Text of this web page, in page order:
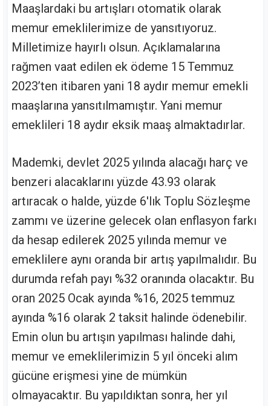
Maaşlardaki bu artışları otomatik olarak
memur emeklilerimize de yansıtıyoruz.
Milletimize hayırlı olsun. Açıklamalarına
rağmen vaat edilen ek ödeme 15 Temmuz
2023’ten itibaren yani 18 aydır memur emekli
maaşlarına yansıtılmamıştır. Yani memur
emeklileri 18 aydır eksik maaş almaktadırlar.
Mademki, devlet 2025 yılında alacağı harç ve
benzeri alacaklarını yüzde 43.93 olarak
artıracak o halde, yüzde 6'lık Toplu Sözleşme
zammı ve üzerine gelecek olan enflasyon farkı
da hesap edilerek 2025 yılında memur ve
emeklilere aynı oranda bir artış yapılmalıdır. Bu
durumda refah payı %32 oranında olacaktır. Bu
oran 2025 Ocak ayında %16, 2025 temmuz
ayında %16 olarak 2 taksit halinde ödenebilir.
Emin olun bu artışın yapılması halinde dahi,
memur ve emeklilerimizin 5 yıl önceki alım
gücüne erişmesi yine de mümkün
olmayacaktır. Bu yapıldıktan sonra, her yıl